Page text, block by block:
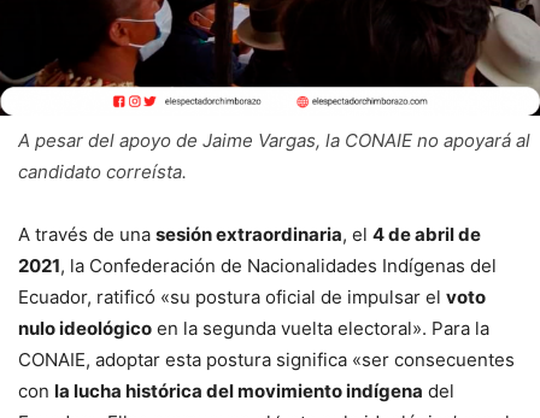
A pesar del apoyo de Jaime Vargas, la CONAIE no apoyará al
candidato correísta.
A través de una sesión extraordinaria, el 4 de abril de
2021, la Confederación de Nacionalidades Indígenas del
Ecuador, ratificó «su postura oficial de impulsar el voto
nulo ideológico en la segunda vuelta electoral». Para la
CONAIE, adoptar esta postura significa «ser consecuentes
con la lucha histórica del movimiento indígena del